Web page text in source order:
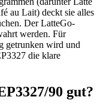
au Lait) deckt sie alles
Der LatteGo-
werden. Für
getrunken wird und
die klare
90 gut?